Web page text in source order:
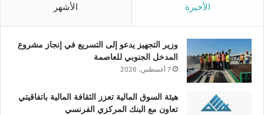
الأخيرة الأشهر
وزير التجهيز يدعو إلى التسريع في إنجاز مشروع
المدخل الجنوبي للعاصمة
7 أغسطس، 2026
هيئة السوق المالية تعزز الثقافة المالية باتفاقيتي
تعاون مع البنك المركزي الفرنسي